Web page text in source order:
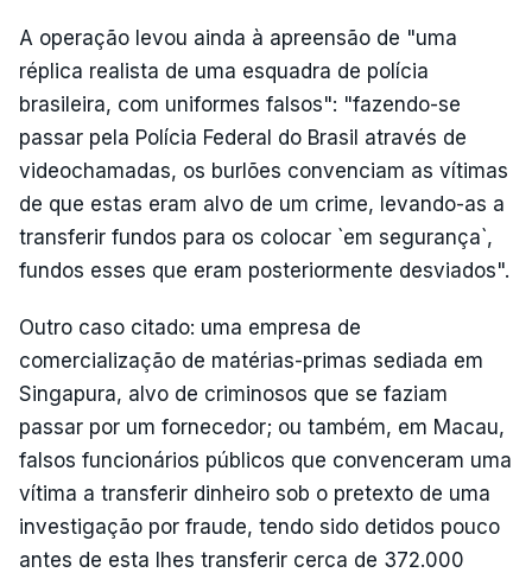
A operação levou ainda à apreensão de "uma
réplica realista de uma esquadra de polícia
brasileira, com uniformes falsos": "fazendo-se
passar pela Polícia Federal do Brasil através de
videochamadas, os burlões convenciam as vítimas
de que estas eram alvo de um crime, levando-as a
transferir fundos para os colocar `em segurança`,
fundos esses que eram posteriormente desviados".
Outro caso citado: uma empresa de
comercialização de matérias-primas sediada em
Singapura, alvo de criminosos que se faziam
passar por um fornecedor; ou também, em Macau,
falsos funcionários públicos que convenceram uma
vítima a transferir dinheiro sob o pretexto de uma
investigação por fraude, tendo sido detidos pouco
antes de esta lhes transferir cerca de 372.000